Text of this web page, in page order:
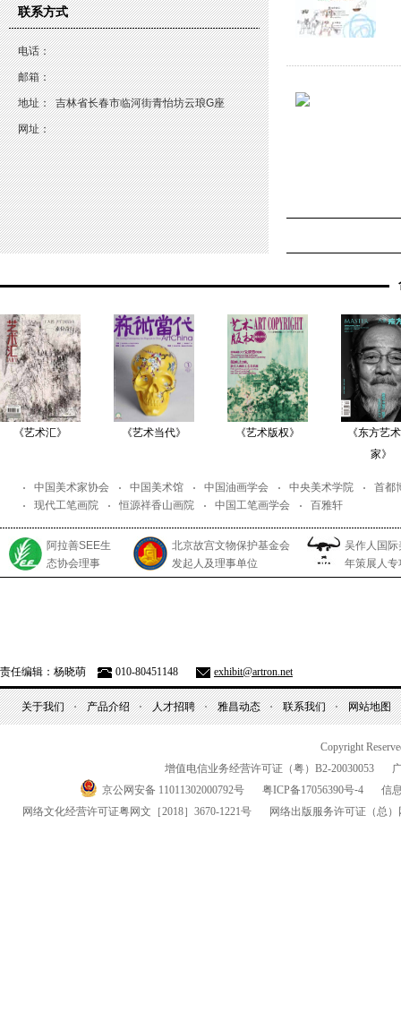
联系方式
电话：
邮箱：
地址： 吉林省长春市临河街青怡坊云琅G座
网址：
《艺术汇》 《艺术当代》 《艺术版权》
《东方艺
家》
中国美术家协会 中国美术馆 中国油画学会 中央美术学院
首都
现代工笔画院
恒源祥香山画院 中国工笔画学会 百雅轩
阿拉善SEE生
态协会理事
北京故宫文物保护基金会
发起人及理事单位
吴作人国
年策展人专
责任编辑：杨晓萌 010-80451148 exhibit@artron.net
关于我们 产品介绍 人才招聘 雅昌动态 联系我们 网站地图
Copyright
增值电信业务经营许可证（粤） B2-20030053
京公网安备 11011302000792号
粤ICP备17056390号-4
信
网络文化经营许可证粤网文 ［2018］3670-1221号 网络出版服务许可证 （总